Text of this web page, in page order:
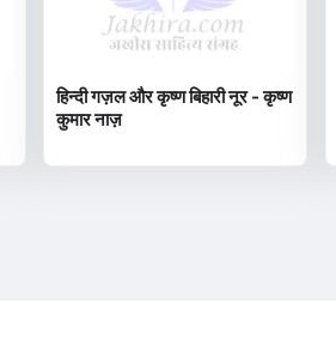
हिन्दी गज़ल और कृष्ण बिहारी नूर - कृष्ण
कुमार नाज़